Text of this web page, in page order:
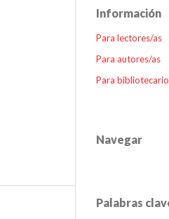
Información
Para lectores/as
Para autores/as
Para
Navegar
Palabras